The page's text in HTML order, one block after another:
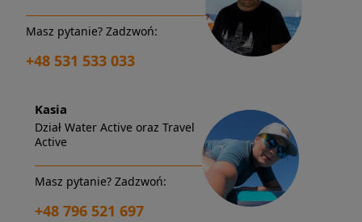
Masz pytanie? Zadzwoń:
+48 531 533 033
Kasia
Dział Water Active oraz Travel
Active
Masz pytanie? Zadzwoń:
+48 796 521 697